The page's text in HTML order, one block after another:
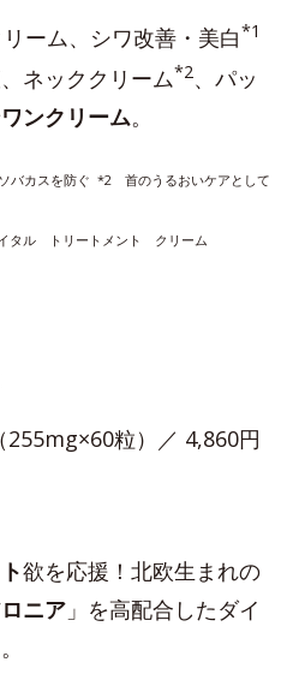
リーム、シワ改善・美白*1
ネッククリーム*2、パッ
ンクリーム。
バカスを防ぐ *2 首のうるおいケアとして
タル トリートメント クリーム
255mg×60粒）／ 4,860円
欲を応援！北欧生まれの
ニア 」を高配合したダイ